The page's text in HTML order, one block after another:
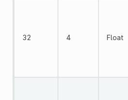
32 4 Float